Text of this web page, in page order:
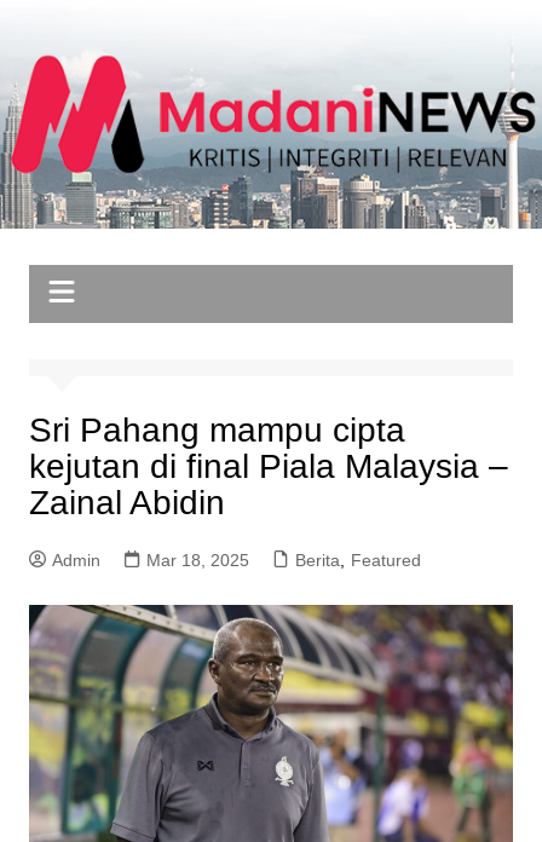
content
Sri Pahang mampu cipta
kejutan di final Piala Malaysia –
Zainal Abidin
Admin Mar 18, 2025 Berita, Featured